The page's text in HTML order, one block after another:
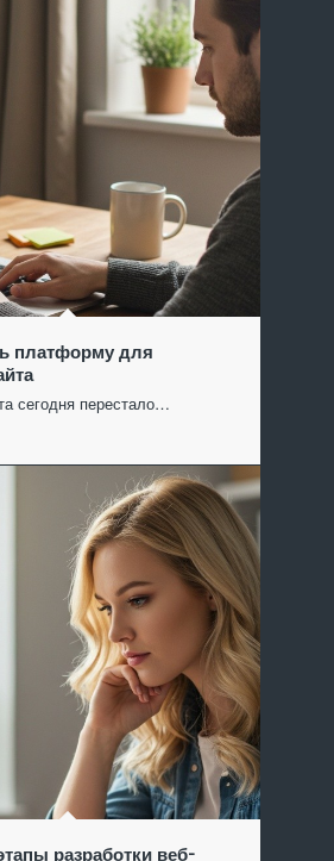
платформу для
сегодня перестало…
разработки веб-